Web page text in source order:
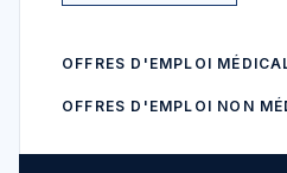
OFFRES D'EMPLOI
OFFRES D'EMPLOI NON